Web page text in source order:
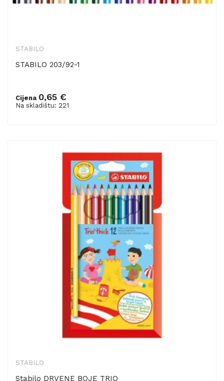
STABILO
STABILO 203/92-1
Cijena 0,65 €
Na skladištu: 221
Dodaj u košaricu
STABILO
Stabilo DRVENE BOJE TRIO